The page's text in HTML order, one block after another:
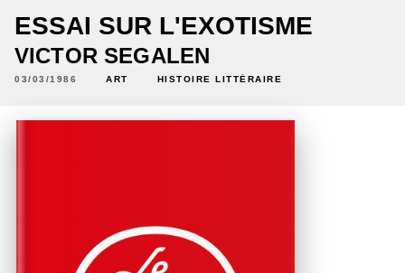
ESSAI SUR L'EXOTISME
VICTOR SEGALEN
03/03/1986 ART HISTOIRE LITTÉRAIRE